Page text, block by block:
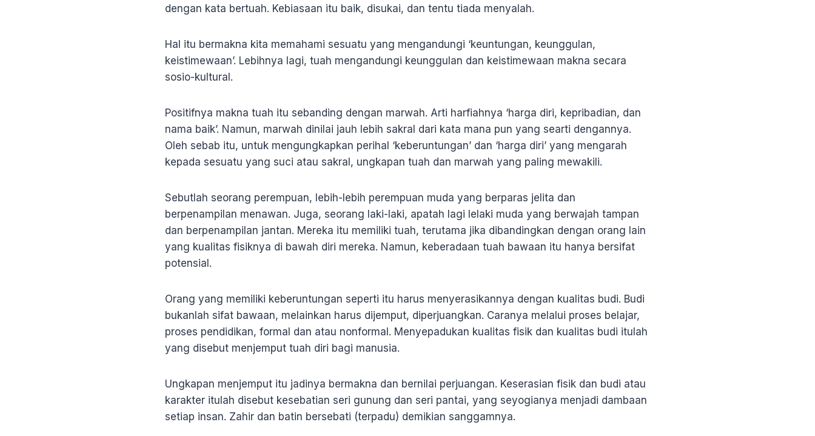
dengan kata bertuah. Kebiasaan itu baik, disukai, dan tentu tiada menyalah.
Hal itu bermakna kita memahami sesuatu yang mengandungi ‘keuntungan, keunggulan,
keistimewaan’. Lebihnya lagi, tuah mengandungi keunggulan dan keistimewaan makna secara
sosio-kultural.
Positifnya makna tuah itu sebanding dengan marwah. Arti harfiahnya ‘harga diri, kepribadian, dan
nama baik’. Namun, marwah dinilai jauh lebih sakral dari kata mana pun yang searti dengannya.
Oleh sebab itu, untuk mengungkapkan perihal ‘keberuntungan’ dan ‘harga diri’ yang mengarah
kepada sesuatu yang suci atau sakral, ungkapan tuah dan marwah yang paling mewakili.
Sebutlah seorang perempuan, lebih-lebih perempuan muda yang berparas jelita dan
berpenampilan menawan. Juga, seorang laki-laki, apatah lagi lelaki muda yang berwajah tampan
dan berpenampilan jantan. Mereka itu memiliki tuah, terutama jika dibandingkan dengan orang lain
yang kualitas fisiknya di bawah diri mereka. Namun, keberadaan tuah bawaan itu hanya bersifat
potensial.
Orang yang memiliki keberuntungan seperti itu harus menyerasikannya dengan kualitas budi. Budi
bukanlah sifat bawaan, melainkan harus dijemput, diperjuangkan. Caranya melalui proses belajar,
proses pendidikan, formal dan atau nonformal. Menyepadukan kualitas fisik dan kualitas budi itulah
yang disebut menjemput tuah diri bagi manusia.
Ungkapan menjemput itu jadinya bermakna dan bernilai perjuangan. Keserasian fisik dan budi atau
karakter itulah disebut kesebatian seri gunung dan seri pantai, yang seyogianya menjadi dambaan
setiap insan. Zahir dan batin bersebati (terpadu) demikian sanggamnya.